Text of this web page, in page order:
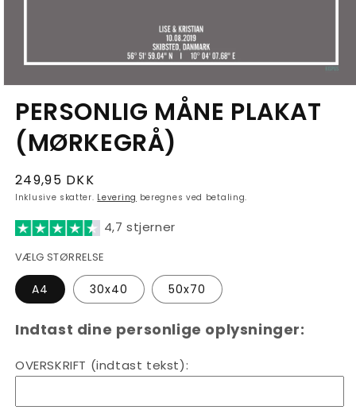
PERSONLIG MÅNE PLAKAT
(MØRKEGRÅ)
Normalpris
249,95 DKK
Inklusive skatter. Levering beregnes ved betaling.
4,7 stjerner
VÆLG STØRRELSE
A4 30x40 50x70
Indtast dine personlige oplysninger:
OVERSKRIFT (indtast tekst):
Må
din
plakat
deles
på
SOME?